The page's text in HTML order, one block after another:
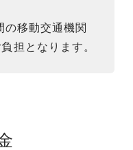
移動交通機関
担となります。